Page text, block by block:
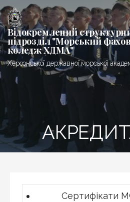
Перейти
до
вмісту
Відокремлений
підрозділ "Морський
коледж ХДМА"
Херсонської державної морської
Сертифікати